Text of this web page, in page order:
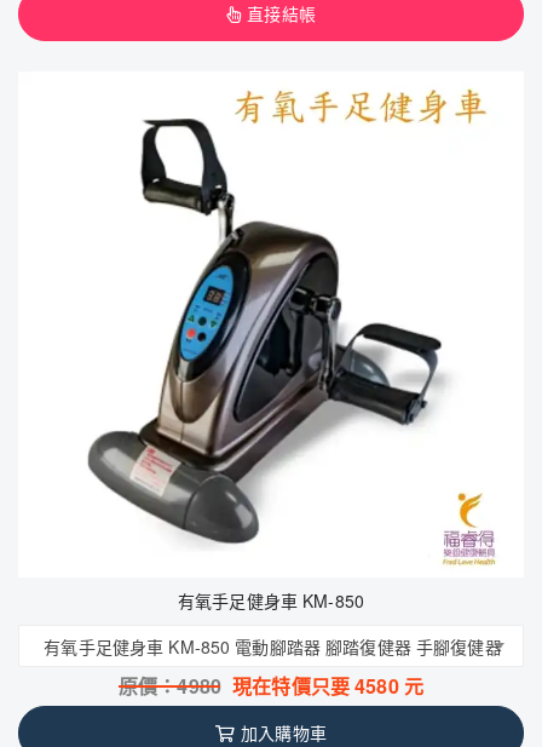
直接結帳
有氧手足健身車 KM-850
有氧手足健身車 KM-850 電動腳踏器 腳踏復健器 手腳復健器
原價：4980 現在特價只要4580元
加入購物車